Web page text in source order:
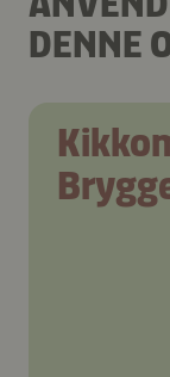
DENNE